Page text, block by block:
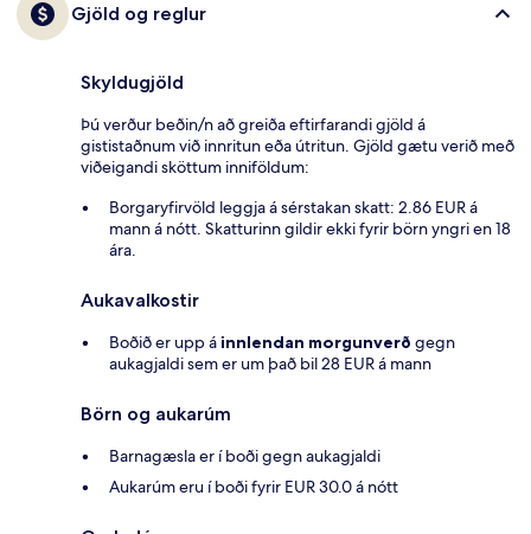
Gjöld og reglur
Skyldugjöld
Þú verður beðin/n að greiða eftirfarandi gjöld á
gististaðnum við innritun eða útritun. Gjöld gætu verið með
viðeigandi sköttum inniföldum:
Borgaryfirvöld leggja á sérstakan skatt: 2.86 EUR á
mann á nótt. Skatturinn gildir ekki fyrir börn yngri en 18
ára.
Aukavalkostir
Boðið er upp áinnlendan morgunverð gegn
aukagjaldi sem er um það bil 28 EUR á mann
Börn og aukarúm
Barnagæsla er í boði gegn aukagjaldi
Aukarúm eru í boði fyrir EUR 30.0 á nótt